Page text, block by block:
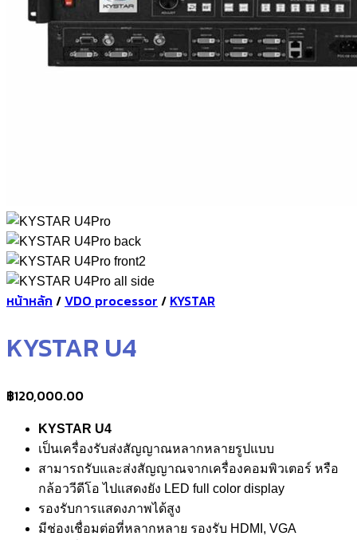
หน้าหลัก /VDO processor / KYSTAR
KYSTAR U4
฿120,000.00
KYSTAR U4
เป็นเครื่องรับส่งสัญญาณหลากหลายรูปแบบ
สามารถรับและส่งสัญญาณจากเครื่องคอมพิวเตอร์ หรือ
กล้อววีดีโอ ไปแสดงยัง LED full color display
รองรับการแสดงภาพได้สูง
มีช่องเชื่อมต่อที่หลากหลาย รองรับ HDMI, VGA